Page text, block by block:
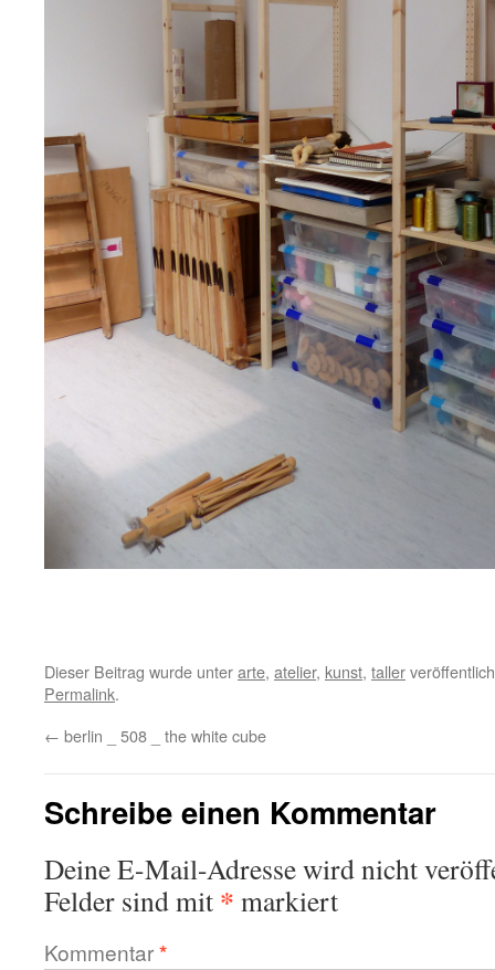
Dieser Beitrag wurde unterarte, atelier, kunst, taller
Permalink.
← berlin _ 508 _ the white cube
Schreibe einen Kommentar
Deine E-Mail-Adresse wird nicht
Felder sind mit * markiert
Kommentar*